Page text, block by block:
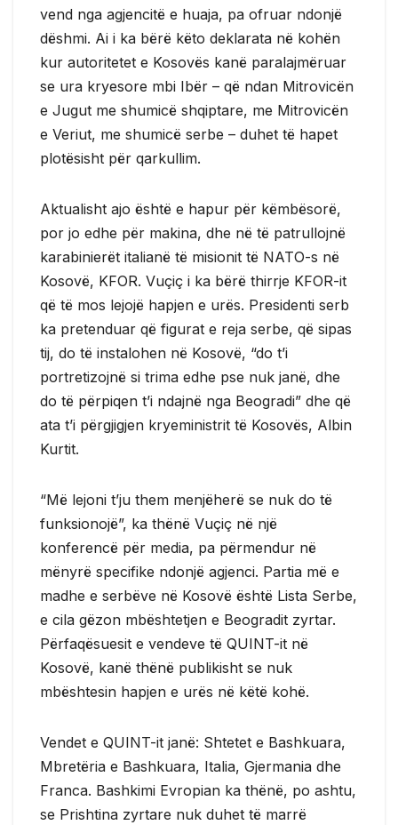
vend nga agjencitë e huaja, pa ofruar ndonjë
dëshmi. Ai i ka bërë këto deklarata në kohën
kur autoritetet e Kosovës kanë paralajmëruar
se ura kryesore mbi Ibër – që ndan Mitrovicën
e Jugut me shumicë shqiptare, me Mitrovicën
e Veriut, me shumicë serbe – duhet të hapet
plotësisht për qarkullim.
Aktualisht ajo është e hapur për këmbësorë,
por jo edhe për makina, dhe në të patrullojnë
karabinierët italianë të misionit të NATO-s në
Kosovë, KFOR. Vuçiç i ka bërë thirrje KFOR-it
që të mos lejojë hapjen e urës. Presidenti serb
ka pretenduar që figurat e reja serbe, që sipas
tij, do të instalohen në Kosovë, “do t’i
portretizojnë si trima edhe pse nuk janë, dhe
do të përpiqen t’i ndajnë nga Beogradi” dhe që
ata t’i përgjigjen kryeministrit të Kosovës, Albin
Kurtit.
“Më lejoni t’ju them menjëherë se nuk do të
funksionojë”, ka thënë Vuçiç në një
konferencë për media, pa përmendur në
mënyrë specifike ndonjë agjenci. Partia më e
madhe e serbëve në Kosovë është Lista Serbe,
e cila gëzon mbështetjen e Beogradit zyrtar.
Përfaqësuesit e vendeve të QUINT-it në
Kosovë, kanë thënë publikisht se nuk
mbështesin hapjen e urës në këtë kohë.
Vendet e QUINT-it janë: Shtetet e Bashkuara,
Mbretëria e Bashkuara, Italia, Gjermania dhe
Franca. Bashkimi Evropian ka thënë, po ashtu,
se Prishtina zyrtare nuk duhet të marrë